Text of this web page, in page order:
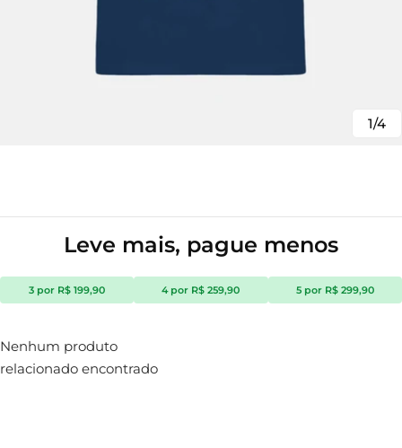
1/4
Leve mais, pague menos
3 por R$ 199,90 4 por R$ 259,90 5 por R$ 299,90
Nenhum produto
relacionado encontrado